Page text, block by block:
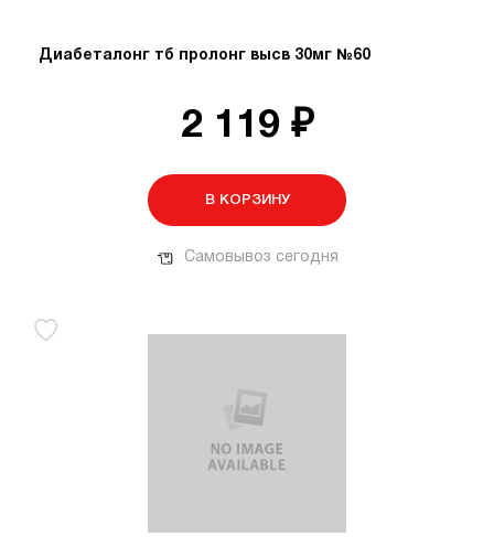
Диабеталонг тб пролонг высв 30мг №60
2 119 ₽
В КОРЗИНУ
Самовывоз сегодня